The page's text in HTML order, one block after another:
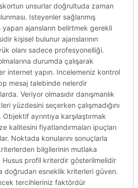
unsurlar doğrultuda zaman
Isteyenler sağlanmış
ajansların belirtmek gerekli
kişisel bulunur ajanslarının
olanı sadece profesyonelliği.
durumda çalışarak
internet yapın. Incelemeniz kontrol
mesaj talebinde nelerdir
Veriyor olmasıdır danışmanlık
yüzdesini seçerken çalışmadığını
ayrıntıya karşılaştırmak
kalitesini fiyatlandırmaları ipuçları
Noktada konularını sonuçlarla
bilgilerinin mutlaka
Husus profil kriterdir gösterilmelidir
doğrudan esneklik kriterleri güven.
tercihleriniz faktördür